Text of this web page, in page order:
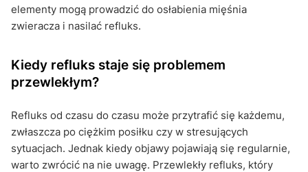
elementy mogą prowadzić do osłabienia mięśnia
zwieracza i nasilać refluks.
Kiedy refluks staje się problemem
przewlekłym?
Refluks od czasu do czasu może przytrafić się każdemu,
zwłaszcza po ciężkim posiłku czy w stresujących
sytuacjach. Jednak kiedy objawy pojawiają się regularnie,
warto zwrócić na nie uwagę. Przewlekły refluks, który